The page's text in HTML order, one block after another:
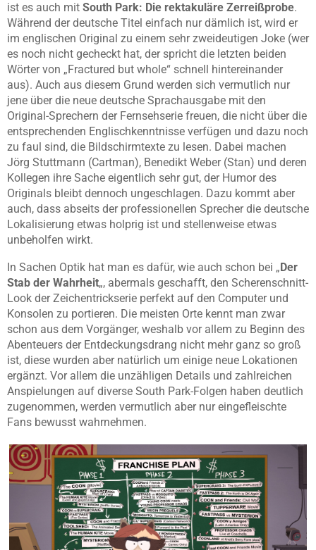
ist es auch mit South Park: Die rektakuläre Zerreißprobe.
Während der deutsche Titel einfach nur dämlich ist, wird er
im englischen Original zu einem sehr zweideutigen Joke (wer
es noch nicht gecheckt hat, der spricht die letzten beiden
Wörter von „Fractured but whole“ schnell hintereinander
aus). Auch aus diesem Grund werden sich vermutlich nur
jene über die neue deutsche Sprachausgabe mit den
Original-Sprechern der Fernsehserie freuen, die nicht über die
entsprechenden Englischkenntnisse verfügen und dazu noch
zu faul sind, die Bildschirmtexte zu lesen. Dabei machen
Jörg Stuttmann (Cartman), Benedikt Weber (Stan) und deren
Kollegen ihre Sache eigentlich sehr gut, der Humor des
Originals bleibt dennoch ungeschlagen. Dazu kommt aber
auch, dass abseits der professionellen Sprecher die deutsche
Lokalisierung etwas holprig ist und stellenweise etwas
unbeholfen wirkt.
In Sachen Optik hat man es dafür, wie auch schon bei „ Der
Stab der Wahrheit„, abermals geschafft, den Scherenschnitt-
Look der Zeichentrickserie perfekt auf den Computer und
Konsolen zu portieren. Die meisten Orte kennt man zwar
schon aus dem Vorgänger, weshalb vor allem zu Beginn des
Abenteuers der Entdeckungsdrang nicht mehr ganz so groß
ist, diese wurden aber natürlich um einige neue Lokationen
ergänzt. Vor allem die unzähligen Details und zahlreichen
Anspielungen auf diverse South Park-Folgen haben deutlich
zugenommen, werden vermutlich aber nur eingefleischte
Fans bewusst wahrnehmen.